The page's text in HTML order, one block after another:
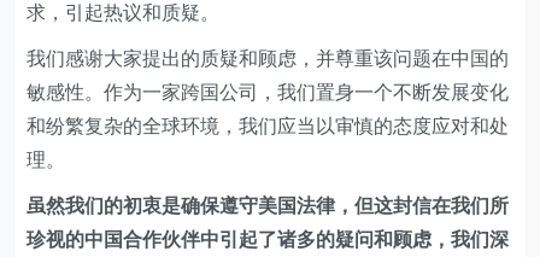
求，引起热议和质疑。
我们感谢大家提出的质疑和顾虑，并尊重该问题在中国的
敏感性。作为一家跨国公司，我们置身一个不断发展变化
和纷繁复杂的全球环境，我们应当以审慎的态度应对和处
理。
虽然我们的初衷是确保遵守美国法律，但这封信在我们所
珍视的中国合作伙伴中引起了诸多的疑问和顾虑，我们深